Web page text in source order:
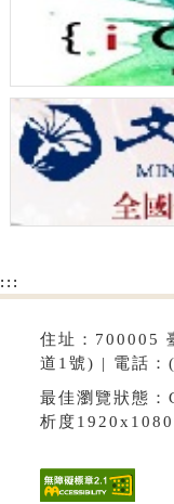
:::
住址：700005
道1號) | 電話：
最佳瀏覽狀態
析度1920x1080